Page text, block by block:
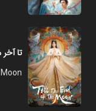
تا آخر